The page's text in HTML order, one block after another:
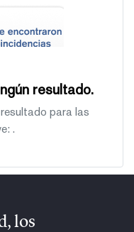
resultado.
para las
.
los